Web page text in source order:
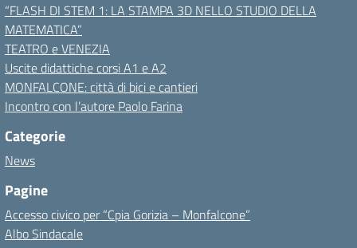
“FLASH DI STEM 1: LA STAMPA 3D NELLO STUDIO DELLA
MATEMATICA”
TEATRO e VENEZIA
Uscite didattiche corsi A1 e A2
MONFALCONE: città di bici e cantieri
Incontro con l’autore Paolo Farina
Categorie
News
Pagine
Accesso civico per “Cpia Gorizia – Monfalcone”
Albo Sindacale